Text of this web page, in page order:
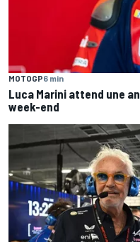
MOTOGP6 min
Luca Marini attend une
week-end